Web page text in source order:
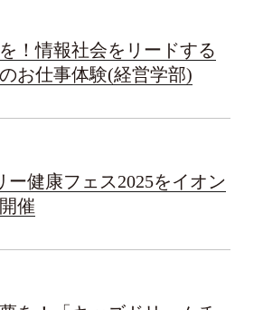
！情報社会をリードする
お仕事体験(経営学部)
ー健康フェス2025をイオン
催